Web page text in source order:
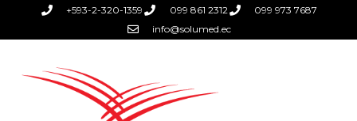
+593-2-320-1359 099 861 2312
099 973 7687
info@solumed.ec